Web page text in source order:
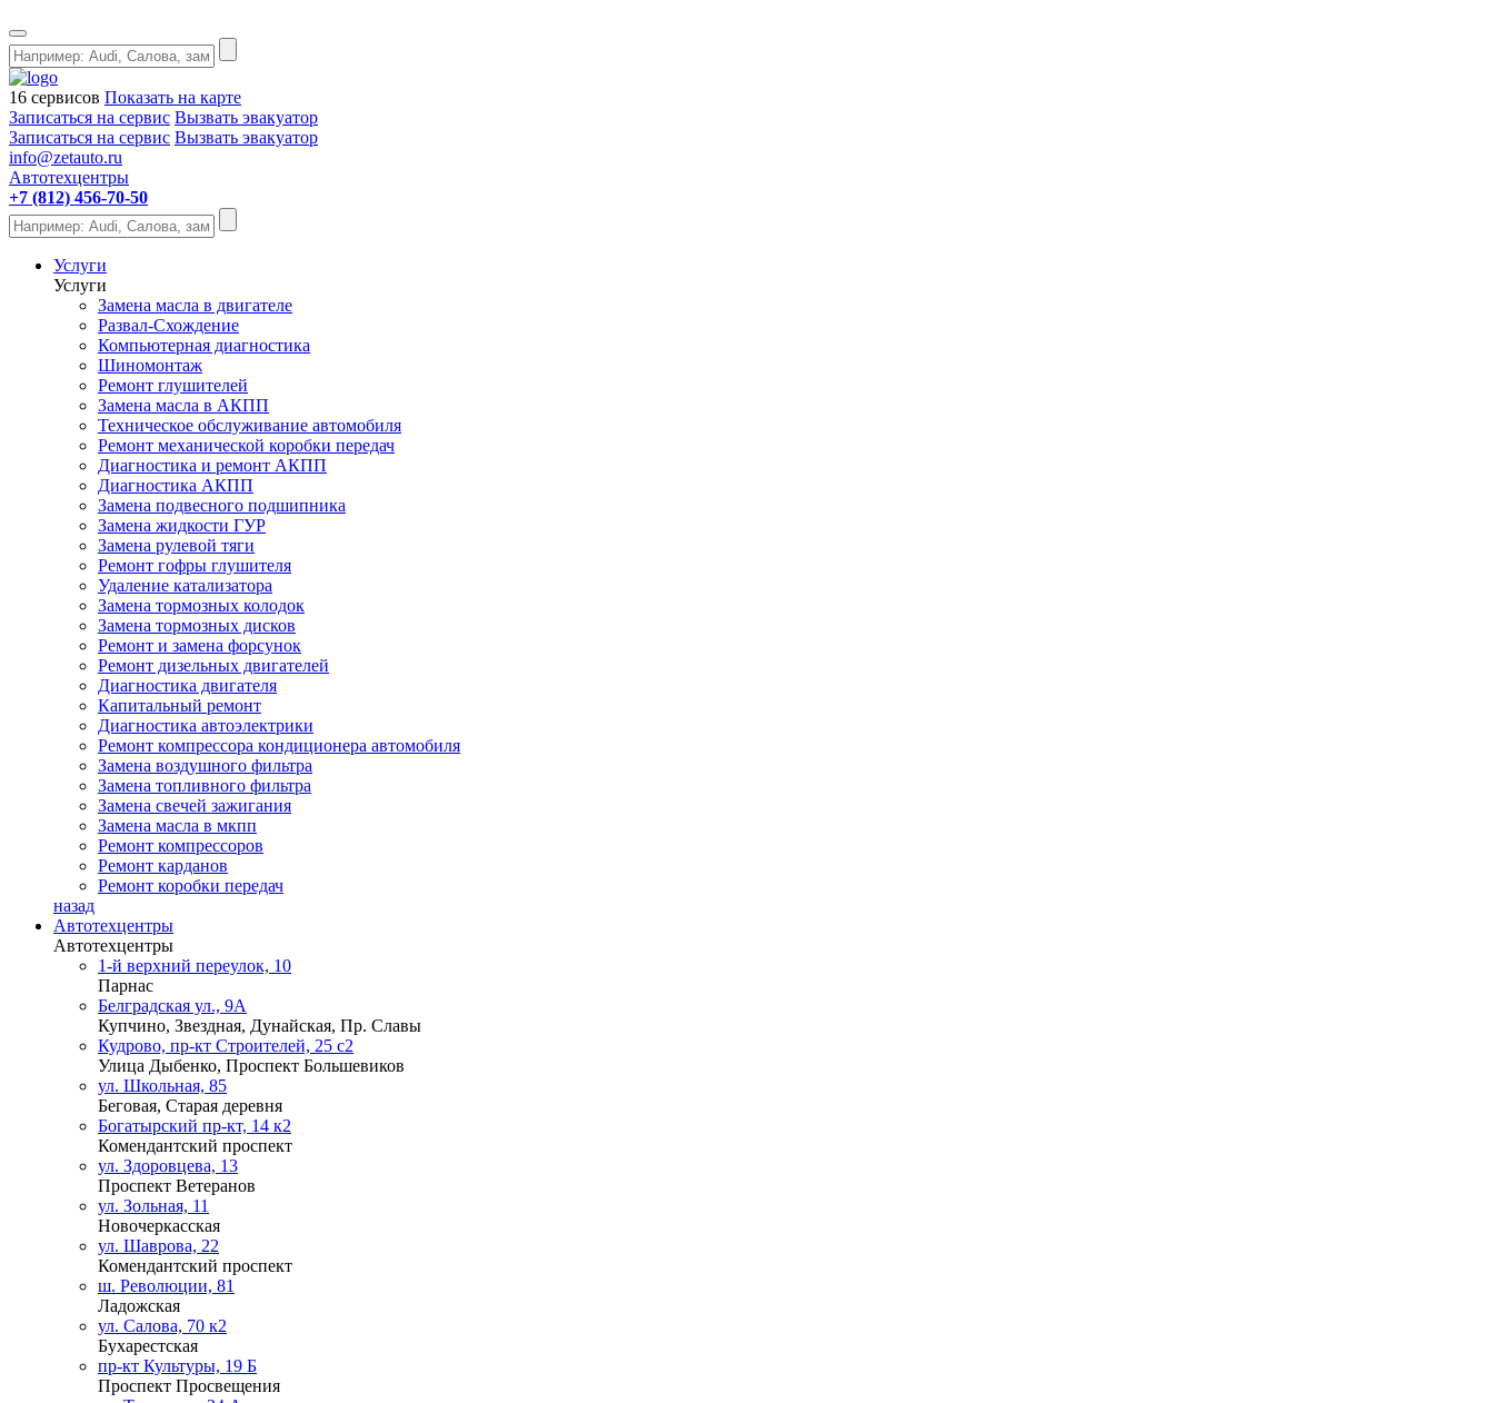
16 сервисов Показать на карте
Записаться на сервис Вызвать эвакуатор
Записаться на сервис Вызвать эвакуатор
info@zetauto.ru
Автотехцентры
+7 (812) 456-70-50
Услуги
Услуги
Замена масла в двигателе
Развал-Схождение
Компьютерная диагностика
Шиномонтаж
Ремонт глушителей
Замена масла в АКПП
Техническое обслуживание автомобиля
Ремонт механической коробки передач
Диагностика и ремонт АКПП
Диагностика АКПП
Замена подвесного подшипника
Замена жидкости ГУР
Замена рулевой тяги
Ремонт гофры глушителя
Удаление катализатора
Замена тормозных колодок
Замена тормозных дисков
Ремонт и замена форсунок
Ремонт дизельных двигателей
Диагностика двигателя
Капитальный ремонт
Диагностика автоэлектрики
Ремонт компрессора кондиционера автомобиля
Замена воздушного фильтра
Замена топливного фильтра
Замена свечей зажигания
Замена масла в мкпп
Ремонт компрессоров
Ремонт карданов
Ремонт коробки передач
назад
Автотехцентры
Автотехцентры
1-й верхний переулок, 10
Парнас
Белградская ул., 9А
Купчино, Звездная, Дунайская, Пр. Славы
Кудрово, пр-кт Строителей, 25 с2
Улица Дыбенко, Проспект Большевиков
ул. Школьная, 85
Беговая, Старая деревня
Богатырский пр-кт, 14 к2
Комендантский проспект
ул. Здоровцева, 13
Проспект Ветеранов
ул. Зольная, 11
Новочеркасская
ул. Шаврова, 22
Комендантский проспект
ш. Революции, 81
Ладожская
ул. Салова, 70 к2
Бухарестская
пр-кт Культуры, 19 Б
Проспект Просвещения